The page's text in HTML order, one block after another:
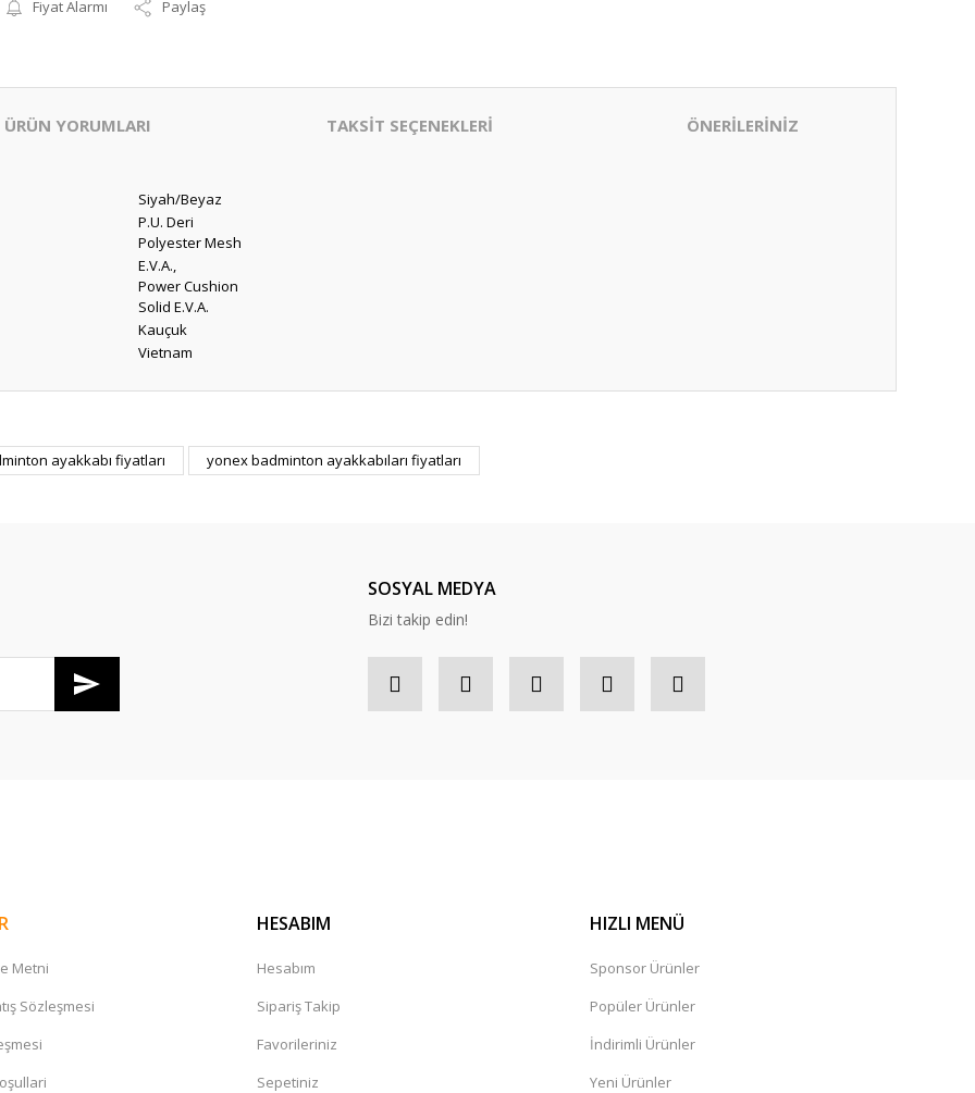
Fiyat Alarmı Paylaş
ÜRÜN YORUMLARI TAKSİT SEÇENEKLERİ ÖNERİLERİNİZ
Siyah/Beyaz
P.U. Deri
Polyester Mesh
E.V.A.,
Power Cushion
Solid E.V.A.
Kauçuk
Vietnam
Bu ürüne ilk yorumu siz yapın!
ayakkabı fiyatları yonex badminton ayakkabıları fiyatları
SOSYAL MEDYA
Bizi takip edin!
Metni
Sözleşmesi
HESABIM
Hesabım
Sipariş Takip
Favorileriniz
Sepetiniz
HIZLI MENÜ
Sponsor Ürünler
Popüler Ürünler
İndirimli Ürünler
Yeni Ürünler